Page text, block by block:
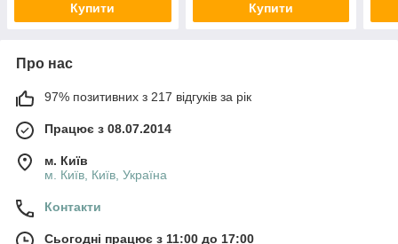
Купити Купити
Про нас
97% позитивних з 217 відгуків за рік
Працює з 08.07.2014
м. Київ
м. Київ, Київ, Україна
Контакти
Сьогодні працює з 11:00 до 17:00